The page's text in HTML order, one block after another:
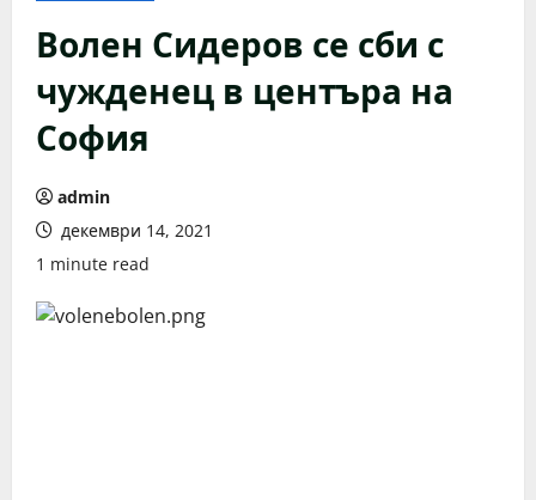
Волен Сидеров се сби с
чужденец в центъра на
София
admin
декември 14, 2021
1 minute read